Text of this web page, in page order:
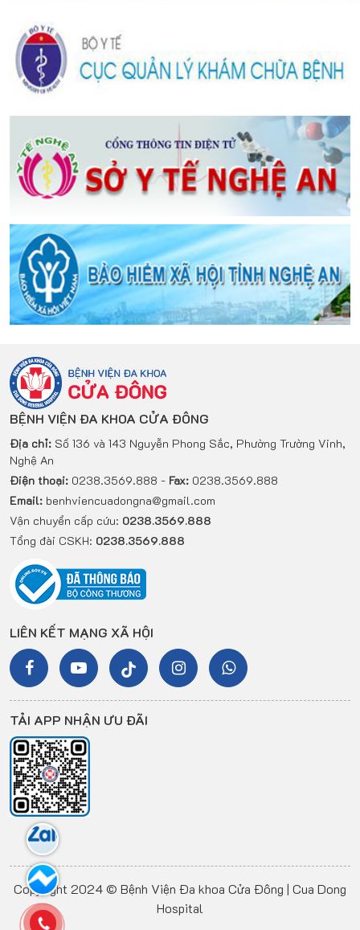
BỆNH VIỆN ĐA KHOA CỬA ĐÔNG
Địa chỉ: Số 136 và 143 Nguyễn Phong Sắc, Phường Trường Vinh,
Nghệ An
Điện thoại: 0238.3569.888 - Fax: 0238.3569.888
Email: benhviencuadongna@gmail.com
Vận chuyển cấp cứu: 0238.3569.888
Tổng đài CSKH: 0238.3569.888
LIÊN KẾT MẠNG XÃ HỘI
TẢI APP NHẬN ƯU ĐÃI
Copyright 2024 © Bệnh Viện Đa khoa Cửa Đông | Cua Dong
Hospital